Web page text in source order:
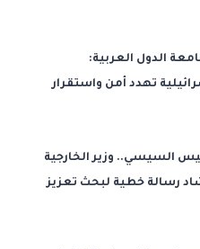
الدول العربية:
تهدد أمن واستقرار
السيسي.. وزير الخارجية
رسالة خطية لبحث تعزيز